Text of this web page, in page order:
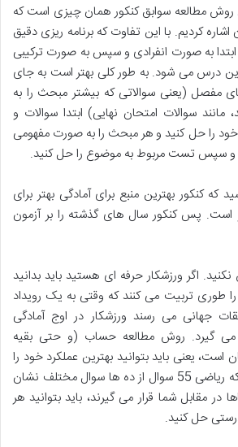
روش مطالعه سوابق کنکور همان چیزی است که
اشاره کردیم. با این تفاوت که برنامه ریزی دقیق
به صورت انفرادی و سپس به صورت ترکیبی
درس می شود. به طور کلی بهتر است به جای
(یعنی سوالاتی که بیشتر مبحث را به
سوالات امتحان نهایی) ابتدا سوالات و
را حل کنید و هر مبحث را به صورت مفهومی
و سپس تست مربوط به موضوع را حل کنید.
که کنکور بهترین منبع برای آمادگی بهتر برای
پس کنکور سال های گذشته را بر آزمون
اگر ورزشکار حرفه ای هستید باید بدانید
طوری تربیت می کنند که وقتی به یک رویداد
جهانی می رسند ورزشکار در اوج آمادگی
گیرد. روش مطالعه حساب (و حتی بقیه
یعنی باید بتوانید بهترین عملکرد خود را
در جلسه کنکور و زمانی که ریاضی 55 سوال از ده ها سوال مختلف نشان
در مقابل شما قرار می گیرند، باید بتوانید هر
حل کنید.